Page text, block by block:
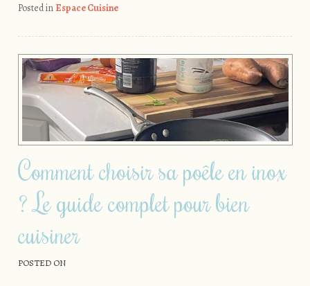
Posted in Espace Cuisine
Comment choisir sa poêle en inox
? Le guide complet pour bien
cuisiner
POSTED ON